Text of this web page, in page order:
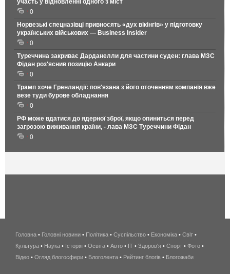
участь у відновленні одного з міст
0
Норвезькі спецназівці привносять «дух вікінгів» у підготовку
українських військових — Business Insider
0
Туреччина закриває Дарданелли для частини суден: глава МЗС
Фідан роз'яснив позицію Анкари
0
Трамп хоче Гренландії: пов'язана з його оточенням компанія вже
везе туди бурове обладнання
0
РФ може вдатися до ядерної зброї, якщо опиниться перед
загрозою виживання країни, - лава МЗС Туреччини Фідан
0
беспроводной
интернет
киев
Головна • Головні новини • Політика • Суспільство • Економіка • Світ •
Культура • Наука • Історія • Освіта • Авто • IT • Здоров'я • Спорт • Фото •
Відео • Огляд блогосфери • Блоголента • Рейтинг блогів • Блогожаби